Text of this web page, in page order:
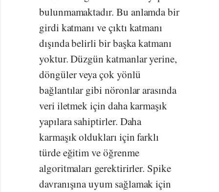
bulunmamaktadır. Bu anlamda bir
girdi katmanı ve çıktı katmanı
dışında belirli bir başka katmanı
yoktur. Düzgün katmanlar yerine,
döngüler veya çok yönlü
bağlantılar gibi nöronlar arasında
veri iletmek için daha karmaşık
yapılara sahiptirler. Daha
karmaşık oldukları için farklı
türde eğitim ve öğrenme
algoritmaları gerektirirler. Spike
davranışına uyum sağlamak için